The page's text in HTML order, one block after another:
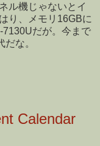
ル機じゃないとイ
り、メモリ16GBに
だが。今まで
な。
Calendar